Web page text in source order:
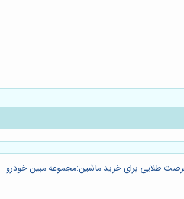
طلایی برای خرید ماشین:مجموعه مبین خودرو